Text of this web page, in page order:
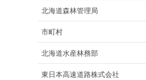
北海道森林管理局
市町村
北海道水産林務部
東日本高速道路株式会社